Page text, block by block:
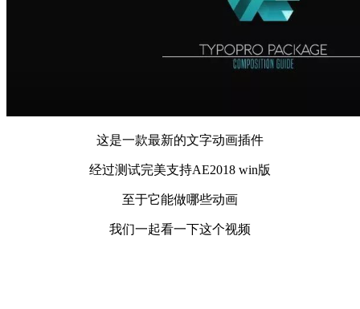
这是一款最新的文字动画插件
经过测试完美支持AE2018 win版
至于它能做哪些动画
我们一起看一下这个视频